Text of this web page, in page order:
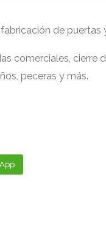
de
comerciales, cierre
peceras y más.